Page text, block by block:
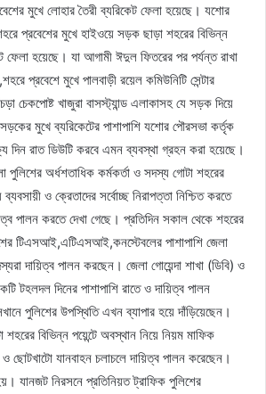
মুখে লোহার তৈরী ব্যরিকেট ফেলা হয়েছে। যশোর
প্রবেশের মুখে হাইওয়ে সড়ক ছাড়া শহরের বিভিন্ন
ফেলা হয়েছে। যা আগামী ঈদুল ফিতরের পর পর্যন্ত রাখা
প্রবেশে মুখে পালবাড়ী রয়েল কমিউনিটি সেন্টার
চেকপোষ্ট খাজুরা বাসস্ট্যান্ড এলাকাসহ যে সড়ক দিয়ে
মুখে ব্যরিকেটের পাশাপাশি যশোর পৌরসভা কর্তৃক
দিন রাত ডিউটি করবে এমন ব্যবস্থা গ্রহন করা হয়েছে।
পুলিশের অর্ধশতাধিক কর্মকর্তা ও সদস্য গোটা শহরের
ও ক্রেতাদের সর্বোচ্ছ নিরাপত্তা নিশ্চিত করতে
পালন করতে দেখা গেছে। প্রতিদিন সকাল থেকে শহরের
টিএসআই,এটিএসআই,কনস্টেবলের পাশাপাশি জেলা
দায়িত্ব পালন করছেন। জেলা গোয়েন্দা শাখা (ডিবি) ও
টহলদল দিনের পাশাপাশি রাতে ও দায়িত্ব পালন
পুলিশের উপস্থিতি এখন ব্যাপার হয়ে দাঁড়িয়েছেন।
শহরের বিভিন্ন পয়েন্টে অবস্থান নিয়ে নিয়ম মাফিক
ছোটখাটো যানবাহন চলাচলে দায়িত্ব পালন করেছেন।
যানজট নিরসনে প্রতিনিয়ত ট্রাফিক পুলিশের